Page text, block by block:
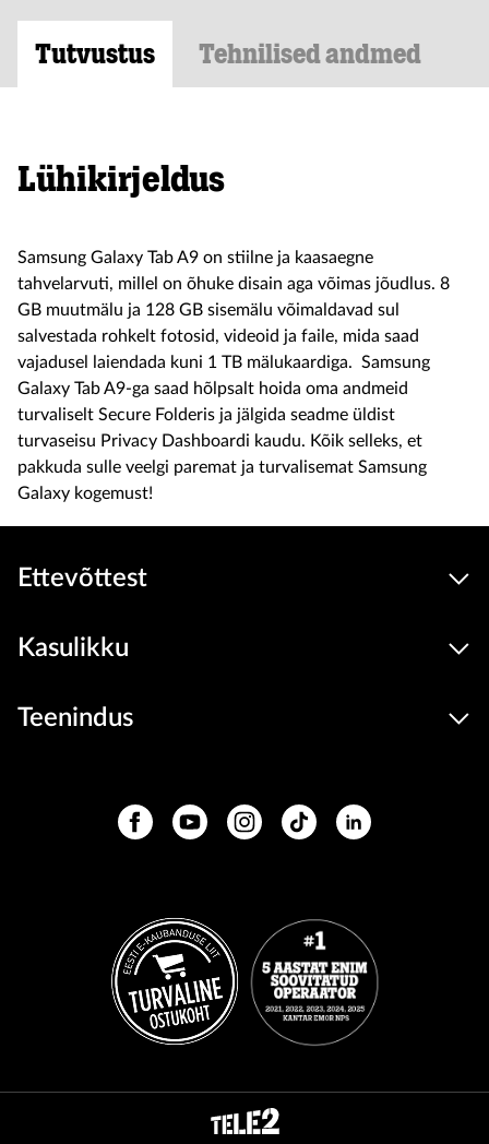
Tutvustus Tehnilised andmed
Lühikirjeldus
Samsung Galaxy Tab A9 on stiilne ja kaasaegne
tahvelarvuti, millel on õhuke disain aga võimas jõudlus. 8
GB muutmälu ja 128 GB sisemälu võimaldavad sul
salvestada rohkelt fotosid, videoid ja faile, mida saad
vajadusel laiendada kuni 1 TB mälukaardiga. Samsung
Galaxy Tab A9-ga saad hõlpsalt hoida oma andmeid
turvaliselt Secure Folderis ja jälgida seadme üldist
turvaseisu Privacy Dashboardi kaudu. Kõik selleks, et
pakkuda sulle veelgi paremat ja turvalisemat Samsung
Galaxy kogemust!
Ettevõttest
Kasulikku
Teenindus